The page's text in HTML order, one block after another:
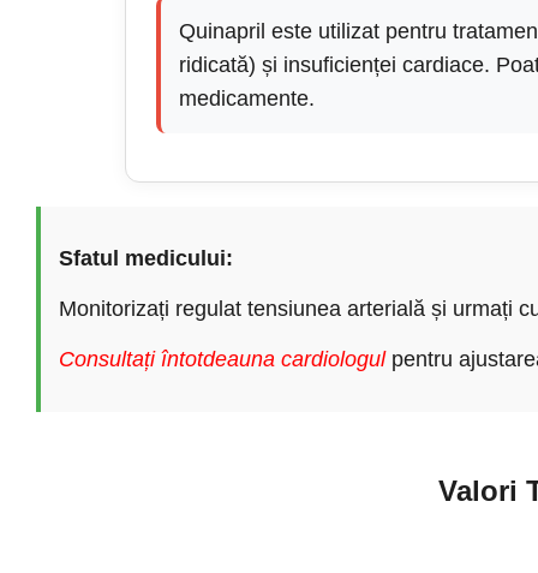
Quinapril este utilizat pentru
ridicată) și insuficienței cardiace.
medicamente.
Sfatul medicului:
Monitorizați regulat tensiunea arterială și urmați
Consultați întotdeauna cardiologulpentru
Valori